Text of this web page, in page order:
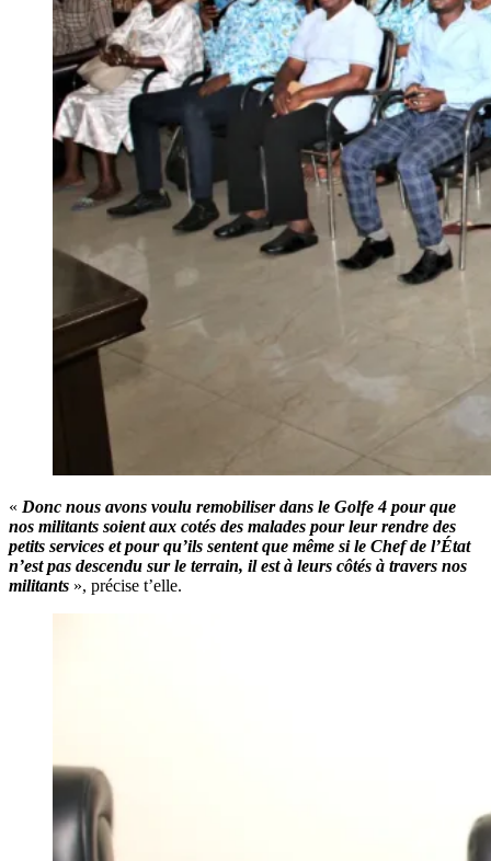
« Donc nous avons voulu remobiliser dans le Golfe 4 pour que
nos militants soient aux cotés des malades pour leur rendre des
petits services et pour qu’ils sentent que même si le Chef de l’État
n’est pas descendu sur le terrain, il est à leurs côtés à travers nos
militants », précise t’elle.